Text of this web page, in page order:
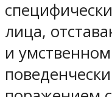
лица,
и